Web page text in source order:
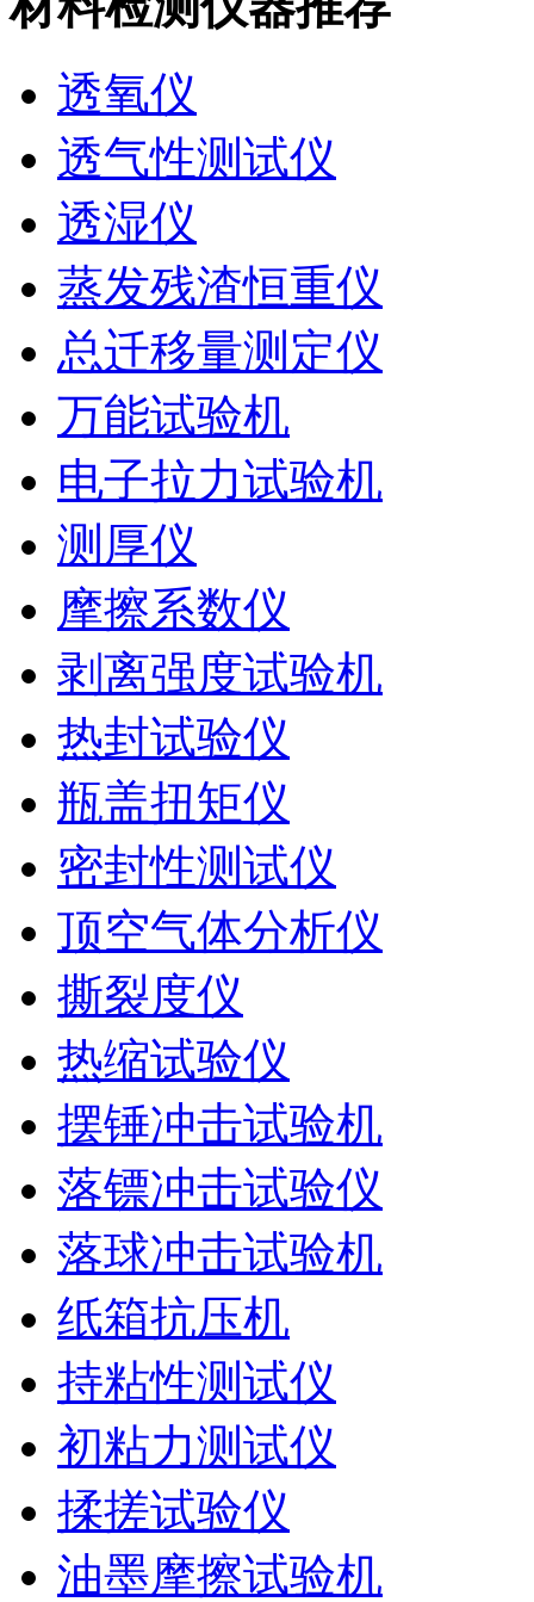
透氧仪
透气性测试仪
透湿仪
蒸发残渣恒重仪
总迁移量测定仪
万能试验机
电子拉力试验机
测厚仪
摩擦系数仪
剥离强度试验机
热封试验仪
瓶盖扭矩仪
密封性测试仪
顶空气体分析仪
撕裂度仪
热缩试验仪
摆锤冲击试验机
落镖冲击试验仪
落球冲击试验机
纸箱抗压机
持粘性测试仪
初粘力测试仪
揉搓试验仪
油墨摩擦试验机